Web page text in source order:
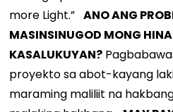
more Light.”ANO ANG
MASINSINUGOD MONG
KASALUKUYAN?
proyekto sa abot-kayang
maraming maliliit na